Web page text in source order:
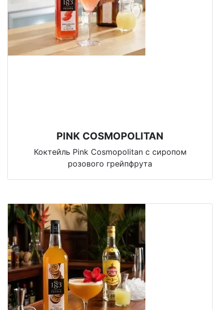
PINK COSMOPOLITAN
Коктейль Pink Cosmopolitan с сиропом
розового грейпфрута